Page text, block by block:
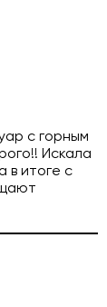
с горным
Искала
в итоге с